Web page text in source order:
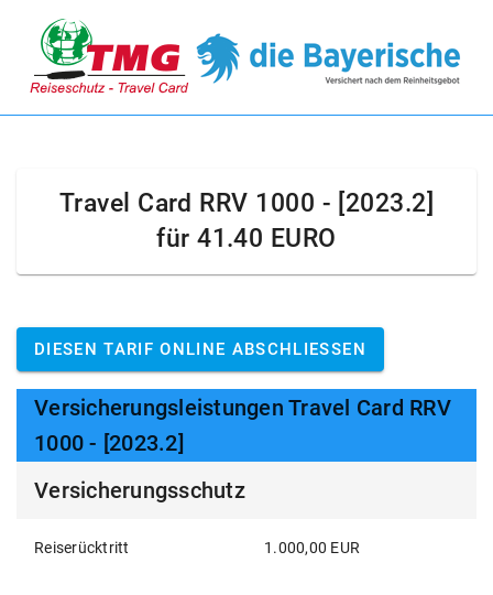
Travel Card RRV 1000 - [2023.2]
für41.40 EURO
DIESEN TARIF ONLINE ABSCHLIESSEN
Versicherungsleistungen Travel Card RRV
1000 - [2023.2]
Versicherungsschutz
Reiserücktritt 1.000,00 EUR